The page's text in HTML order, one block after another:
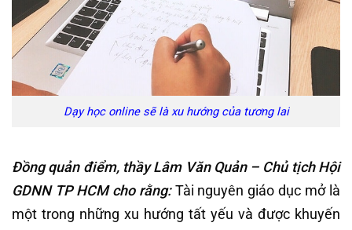
Dạy học online sẽ là xu hướng của tương lai
Đồng quản điểm, thầy Lâm Văn Quản – Chủ tịch Hội
GDNN TP HCM cho rằng:Tài nguyên giáo dục mở là
một trong những xu hướng tất yếu và được khuyến